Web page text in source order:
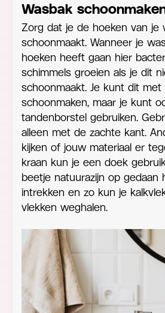
Wasbak
Zorg dat je de hoeken van je
schoonmaakt. Wanneer je
hoeken heeft gaan hier
schimmels groeien als je dit
schoonmaakt. Je kunt dit
schoonmaken, maar je kunt
tandenborstel gebruiken.
alleen met de zachte kant.
kijken of jouw materiaal er
kraan kun je een doek
beetje natuurazijn op gedaan
intrekken en zo kun je
vlekken weghalen.